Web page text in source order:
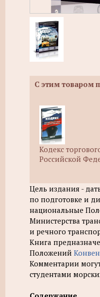
С этим товаром
Кодекс
Российской
Цель издания -
по подготовке и
национальные
Министерства
и речного
Книга
Положений
Комментарии
студентами